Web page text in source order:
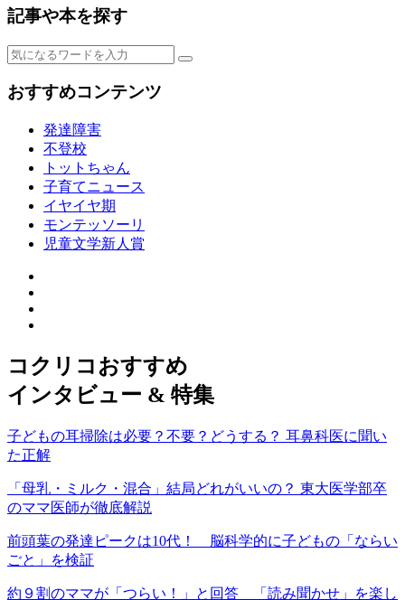
記事や本を探す
おすすめコンテンツ
発達障害
不登校
トットちゃん
子育てニュース
イヤイヤ期
モンテッソーリ
児童文学新人賞
コクリコおすすめ
インタビュー & 特集
子どもの耳掃除は必要？不要？どうする？ 耳鼻科医に聞い
た正解
「母乳・ミルク・混合」結局どれがいいの？ 東大医学部卒
のママ医師が徹底解説
前頭葉の発達ピークは10代！ 脳科学的に子どもの「ならい
ごと」を検証
約９割のママが「つらい！」と回答 「読み聞かせ」を楽し